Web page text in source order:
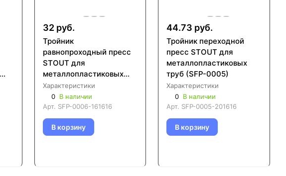
32 руб.
Тройник
равнопроходный пресс
STOUT для
металлопластиковых
труб (SFP-0006)
Характеристики
0 В наличии
Арт. SFP-0006-161616
В корзину
44.73 руб.
Тройник переходной
пресс STOUT для
металлопластиковых
труб (SFP-0005)
Характеристики
0 В наличии
Арт. SFP-0005-201616
В корзину